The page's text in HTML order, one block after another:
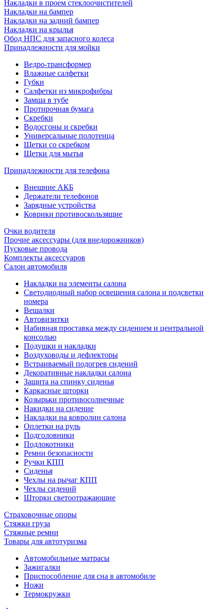
Накладки в проем стеклоочистителей
Накладки на бампер
Накладки на задний бампер
Накладки на крылья
Обод НПС для запасного колеса
Принадлежности для мойки
Ведро-трансформер
Влажные салфетки
Губки
Салфетки из микрофибры
Замша в тубе
Протирочная бумага
Скребки
Водосгоны и скребки
Универсальные полотенца
Щетки со скребком
Щетки для мытья
Принадлежности для телефона
Внешние АКБ
Держатели телефонов
Зарядные устройства
Коврики противоскользящие
Очки водителя
Прочие аксессуары (для внедорожников)
Пусковые провода
Комплекты аксессуаров
Салон автомобиля
Накладки на элементы салона
Светодиодный набор освещения салона и подсветки
номера
Вешалки
Автовизитки
Набивная проставка между сидением и центральной
консолью
Подушки и накладки
Воздуховоды и дефлекторы
Встраиваемый подогрев сидений
Декоративные накладки салона
Защита на спинку сиденья
Каркасные шторки
Козырьки противосолнечные
Накидки на сидение
Накладки на ковролин салона
Оплетки на руль
Подголовники
Подлокотники
Ремни безопасности
Ручки КПП
Сиденья
Чехлы на рычаг КПП
Чехлы сидений
Шторки светоотражающие
Страховочные опоры
Стяжки груза
Стяжные ремни
Товары для автотуризма
Автомобильные матрасы
Зажигалки
Приспособление для сна в автомобиле
Ножи
Термокружки